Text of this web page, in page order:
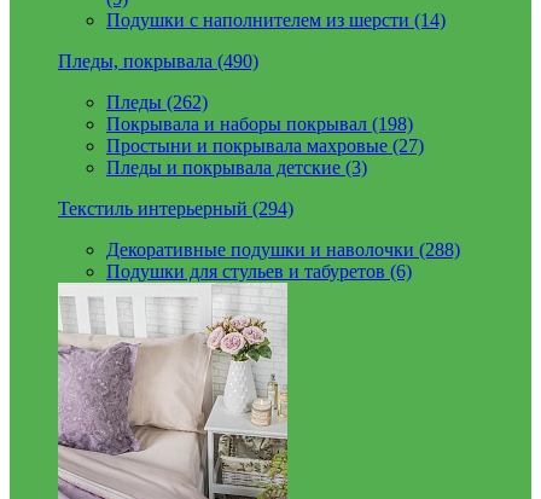
Подушки с наполнителем из шерсти (14)
Пледы, покрывала (490)
Пледы (262)
Покрывала и наборы покрывал (198)
Простыни и покрывала махровые (27)
Пледы и покрывала детские (3)
Текстиль интерьерный (294)
Декоративные подушки и наволочки (288)
Подушки для стульев и табуретов (6)